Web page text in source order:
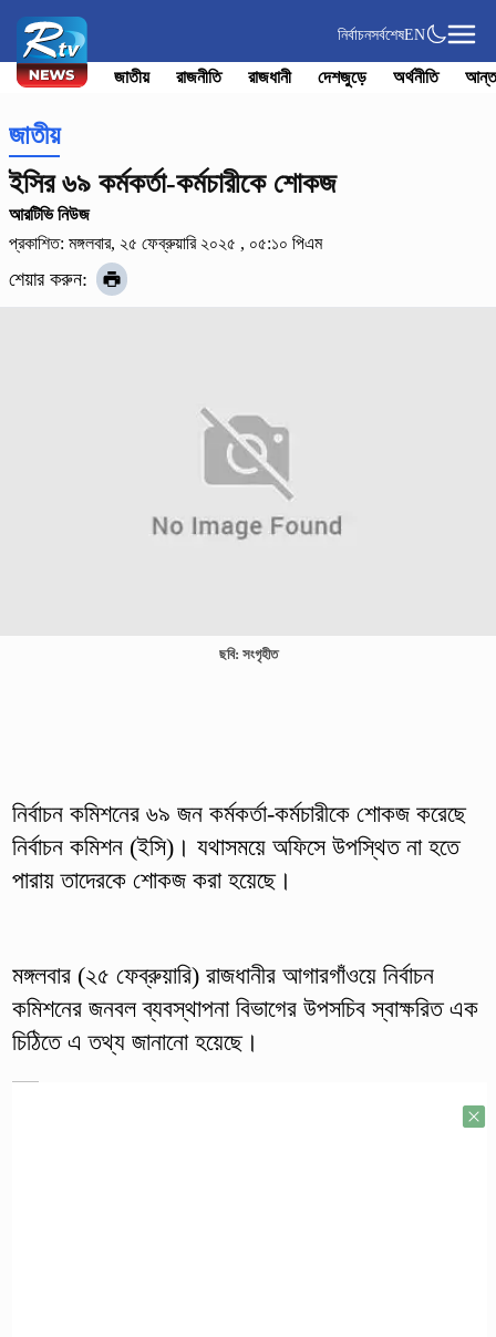
নির্বাচনসর্বশেষEN
জাতীয় রাজনীতি রাজধানী দেশজুড়ে অর্থনীতি
জাতীয়
ইসির ৬৯ কর্মকর্তা-কর্মচারীকে শোকজ
আরটিভি নিউজ
প্রকাশিত: মঙ্গলবার, ২৫ ফেব্রুয়ারি ২০২৫ , ০৫:১০ পিএম
শেয়ার করুন:
ছবি: সংগৃহীত
নির্বাচন কমিশনের ৬৯ জন কর্মকর্তা-কর্মচারীকে শোকজ করেছে
নির্বাচন কমিশন (ইসি)। যথাসময়ে অফিসে উপস্থিত না হতে
পারায় তাদেরকে শোকজ করা হয়েছে।
মঙ্গলবার (২৫ ফেব্রুয়ারি) রাজধানীর আগারগাঁওয়ে নির্বাচন
কমিশনের জনবল ব্যবস্থাপনা বিভাগের উপসচিব স্বাক্ষরিত এক
চিঠিতে এ তথ্য জানানো হয়েছে।